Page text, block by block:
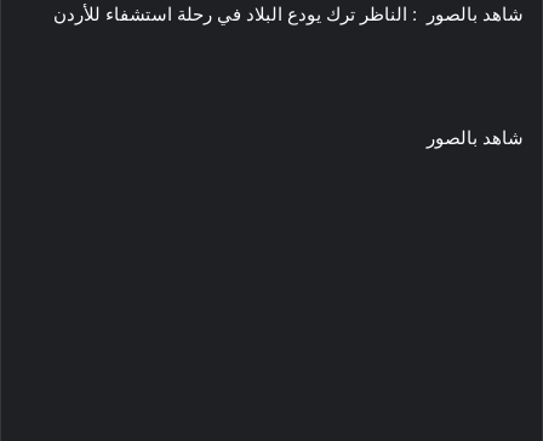
شاهد بالصور : الناظر ترك يودع البلاد في رحلة استشفاء للأردن
شاهد بالصور